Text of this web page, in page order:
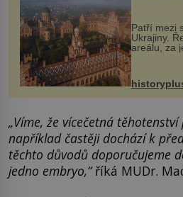
Patří mezi
Ukrajiny.
areálu, za
český
na něm dal
stavební
„Víme, že vícečetná
například častěji dochází k
těchto důvodů doporučujeme
jedno embryo,“říká MUDr.